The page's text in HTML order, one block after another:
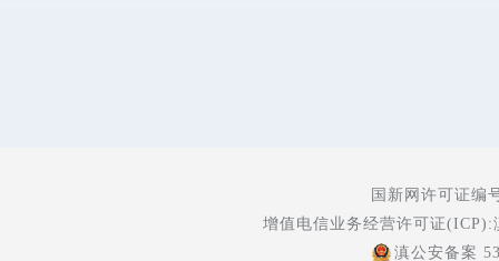
国新网许可证编
增值电信业务经营许可证(ICP):
滇公安备案